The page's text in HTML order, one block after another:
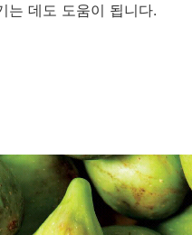
는 데도 도움이 됩니다.